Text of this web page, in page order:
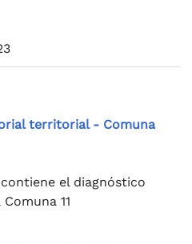
territorial - Comuna
el diagnóstico
11